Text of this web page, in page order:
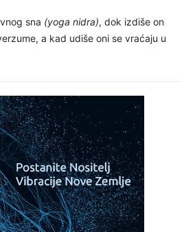
sna (yoga nidra), dok izdiše on
a kad udiše oni se vraćaju u